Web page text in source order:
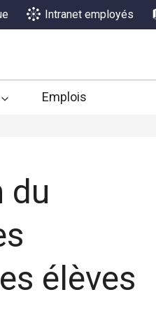
Intranet employés
Emplois
du
élèves